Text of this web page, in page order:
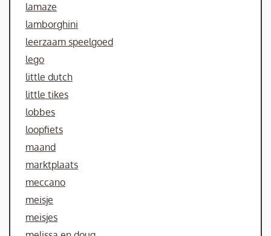
lamaze
lamborghini
leerzaam speelgoed
lego
little dutch
little tikes
lobbes
loopfiets
maand
marktplaats
meccano
meisje
meisjes